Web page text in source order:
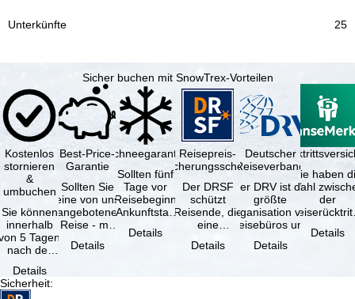
25
Sicher buchen mit SnowTrex-Vorteilen
Kostenlos
stornieren
&
umbuchen
Sie können
innerhalb
5 Tagen
nach der
kostenfrei
Details
Best-Price-
Garantie
Sollten Sie
eine von uns
angebotene
Reise - mit
Verfügbarkeit
Details
Schneegarantie
Sollten fünf
Tage vor
Reisebeginn
(Ankunftstag)
aufgrund von
Schneemangel
Details
Reisepreis-
Sicherungsschein
Der DRSF
schützt
Reisende, die
eine
oder
Details
Deutscher
Reiseverband
Der DRV ist die
größte
Organisation von
Reisebüros und
Reiseveranstaltern
in …
Details
Sie haben
Wahl
der
(inklusive
Details
Sicherheit: